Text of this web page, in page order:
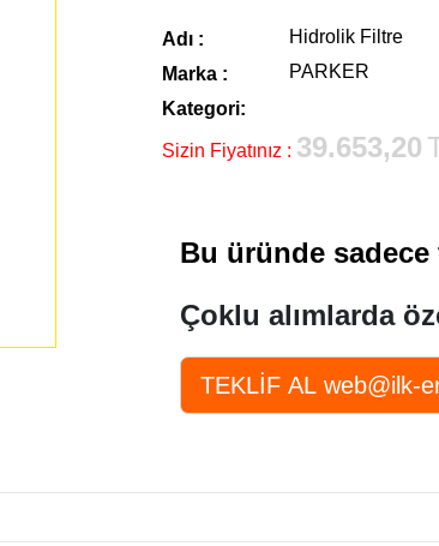
Adı :
Hidrolik Filtre
Marka :
PARKER
Kategori:
Sizin Fiyatınız : 39.653,20
Bu üründe sadece
Çoklu alımlarda